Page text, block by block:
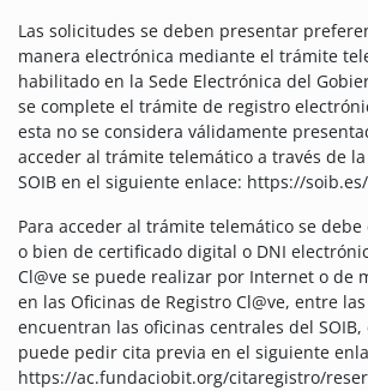
Las solicitudes se deben presentar
manera electrónica mediante el trámite
habilitado en la Sede Electrónica del
se complete el trámite de registro
esta no se considera válidamente
acceder al trámite telemático a través de
SOIB en el siguiente enlace: https://
Para acceder al trámite telemático se debe
o bien de certificado digital o DNI
Cl@ve se puede realizar por Internet o de
en las Oficinas de Registro Cl@ve, entre
encuentran las oficinas centrales del SOIB,
puede pedir cita previa en el siguiente
https://ac.fundaciobit.org/citaregistro/